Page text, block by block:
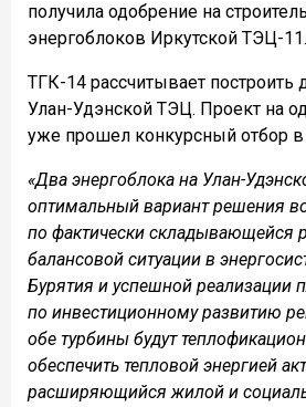
получила одобрение на
энергоблоков Иркутской ТЭЦ-11.
ТГК-14 рассчитывает построить
Улан-Удэнской ТЭЦ. Проект на
уже прошел конкурсный отбор в
«Два энергоблока на Улан-
оптимальный вариант решения
по фактически складывающейся
балансовой ситуации в
Бурятия и успешной реализации
по инвестиционному развитию
обе турбины будут
обеспечить тепловой энергией
расширяющийся жилой и